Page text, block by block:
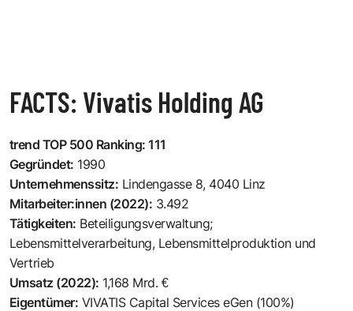
FACTS: Vivatis Holding AG
trend TOP 500 Ranking: 111
Gegründet: 1990
Unternehmenssitz: Lindengasse 8, 4040 Linz
Mitarbeiter:innen (2022): 3.492
Tätigkeiten: Beteiligungsverwaltung;
Lebensmittelverarbeitung, Lebensmittelproduktion und
Vertrieb
Umsatz (2022): 1,168 Mrd. €
Eigentümer: VIVATIS Capital Services eGen (100%)